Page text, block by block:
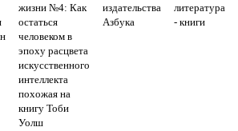
жизни №4: Как
остаться
человеком в
эпоху расцвета
искусственного
интеллекта
похожая на
книгу Тоби
Уолш
издательства
Азбука
литература
- книги